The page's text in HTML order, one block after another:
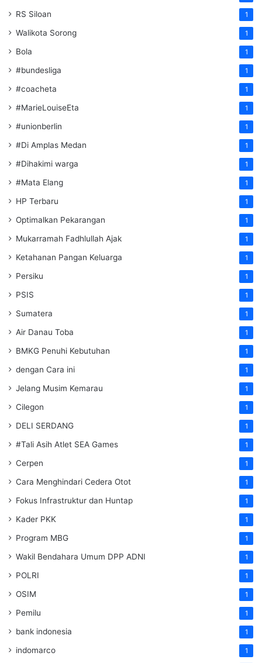
RS Siloan 1
Walikota Sorong 1
Bola 1
#bundesliga 1
#coacheta 1
#MarieLouiseEta 1
#unionberlin 1
#Di Amplas Medan 1
#Dihakimi warga 1
#Mata Elang 1
HP Terbaru 1
Optimalkan Pekarangan 1
Mukarramah Fadhlullah Ajak 1
Ketahanan Pangan Keluarga 1
Persiku 1
PSIS 1
Sumatera 1
Air Danau Toba 1
BMKG Penuhi Kebutuhan 1
dengan Cara ini 1
Jelang Musim Kemarau 1
Cilegon 1
DELI SERDANG 1
#Tali Asih Atlet SEA Games 1
Cerpen 1
Cara Menghindari Cedera Otot 1
Fokus Infrastruktur dan Huntap 1
Kader PKK 1
Program MBG 1
Wakil Bendahara Umum DPP ADNI 1
POLRI 1
OSIM 1
Pemilu 1
bank indonesia 1
indomarco 1